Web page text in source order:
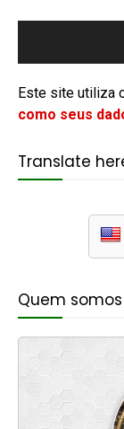
Este site utiliza
como seus
Translate
Quem somos